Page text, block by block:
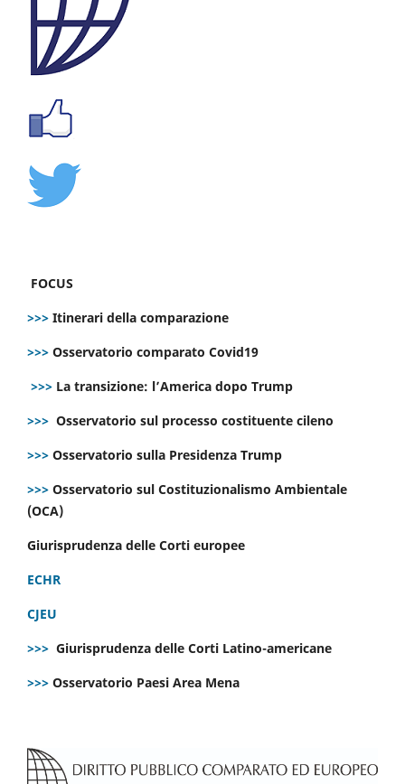
FOCUS
>>> Itinerari della comparazione
>>> Osservatorio comparato Covid19
>>> La transizione: l’America dopo Trump
>>> Osservatorio sul processo costituente cileno
>>> Osservatorio sulla Presidenza Trump
>>> Osservatorio sul Costituzionalismo Ambientale
(OCA)
Giurisprudenza delle Corti europee
ECHR
CJEU
>>> Giurisprudenza delle Corti Latino-americane
>>> Osservatorio Paesi Area Mena